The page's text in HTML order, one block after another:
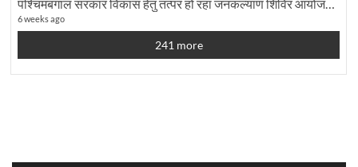
पश्चिमबंगाल सरकार विकास हेतु तत्पर हो रहा जनकल्याण शिविर आयोजन:कृषि मंत्री दूध कुमार मंडल से बातचीत
6 weeks ago
241 more